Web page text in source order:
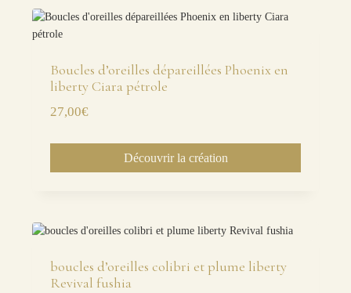
Boucles d’oreilles dépareillées Phoenix en
liberty Ciara pétrole
27,00€
Découvrir la création
boucles d’oreilles colibri et plume liberty
Revival fushia